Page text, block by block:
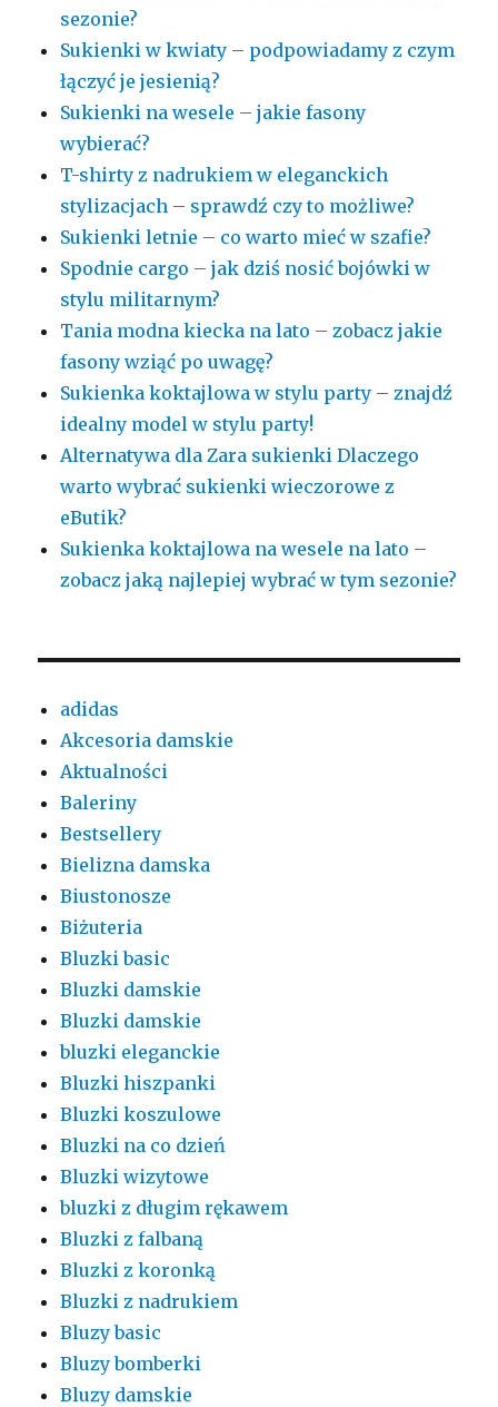
sezonie?
Sukienki w kwiaty – podpowiadamy z czym
łączyć je jesienią?
Sukienki na wesele – jakie fasony
wybierać?
T-shirty z nadrukiem w eleganckich
stylizacjach – sprawdź czy to możliwe?
Sukienki letnie – co warto mieć w szafie?
Spodnie cargo – jak dziś nosić bojówki w
stylu militarnym?
Tania modna kiecka na lato – zobacz jakie
fasony wziąć po uwagę?
Sukienka koktajlowa w stylu party – znajdź
idealny model w stylu party!
Alternatywa dla Zara sukienki Dlaczego
warto wybrać sukienki wieczorowe z
eButik?
Sukienka koktajlowa na wesele na lato –
zobacz jaką najlepiej wybrać w tym sezonie?
adidas
Akcesoria damskie
Aktualności
Baleriny
Bestsellery
Bielizna damska
Biustonosze
Biżuteria
Bluzki basic
Bluzki damskie
Bluzki damskie
bluzki eleganckie
Bluzki hiszpanki
Bluzki koszulowe
Bluzki na co dzień
Bluzki wizytowe
bluzki z długim rękawem
Bluzki z falbaną
Bluzki z koronką
Bluzki z nadrukiem
Bluzy basic
Bluzy bomberki
Bluzy damskie